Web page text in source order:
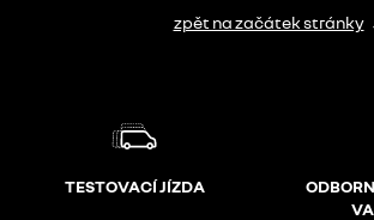
zpět na začátek stránky
TESTOVACÍ JÍZDA